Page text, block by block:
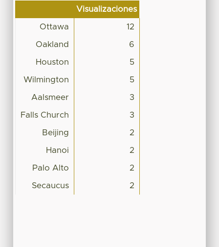
Visualizaciones
Ottawa 12
Oakland 6
Houston 5
Wilmington 5
Aalsmeer 3
Falls Church 3
Beijing 2
Hanoi 2
Palo Alto 2
Secaucus 2